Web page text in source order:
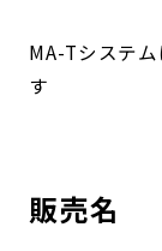
MA-Tシステ
す
販売名